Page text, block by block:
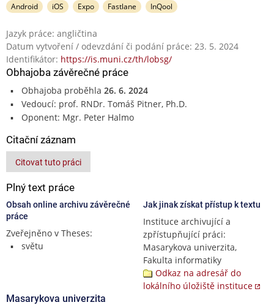
Android
iOS Expo Fastlane InQool
Jazyk práce: angličtina
Datum vytvoření / odevzdání či podání práce: 23. 5. 2024
Identifikátor: https://is.muni.cz/th/lobsg/
Obhajoba závěrečné práce
Obhajoba proběhla 26. 6. 2024
Vedoucí: prof. RNDr. Tomáš Pitner, Ph.D.
Oponent: Mgr. Peter Halmo
Citační záznam
Citovat tuto práci
Plný text práce
Obsah online archivu závěrečné
práce
Zveřejněno v Theses:
světu
Jak jinak získat přístup k textu
Instituce archivující a
zpřístupňující práci:
Masarykova univerzita,
Fakulta informatiky
Odkaz na adresář do
lokálního úložiště instituce
Masarykova univerzita